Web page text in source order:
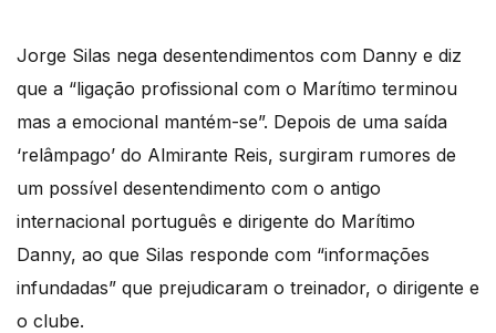
Jorge Silas nega desentendimentos com Danny e diz
que a “ligação profissional com o Marítimo terminou
mas a emocional mantém-se”. Depois de uma saída
‘relâmpago’ do Almirante Reis, surgiram rumores de
um possível desentendimento com o antigo
internacional português e dirigente do Marítimo
Danny, ao que Silas responde com “informações
infundadas” que prejudicaram o treinador, o dirigente e
o clube.